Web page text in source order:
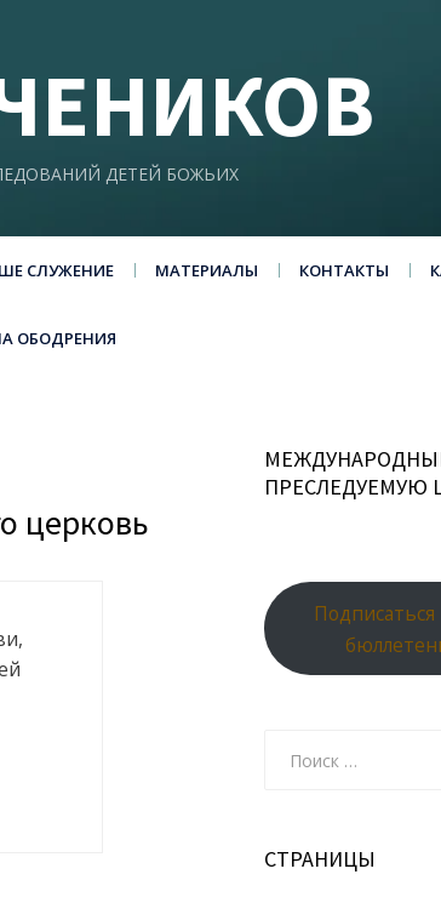
ДЕТЕЙ БОЖЬИХ
СЛУЖЕНИЕ МАТЕРИАЛЫ КОНТАКТЫ
ОБОДРЕНИЯ
церковь
ПРЕСЛЕДУЕМУЮ
СТРАНИЦЫ